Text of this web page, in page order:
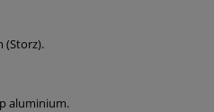
(Storz).
aluminium.